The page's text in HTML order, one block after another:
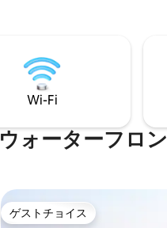
Wi-Fi
ウォーターフロ
ゲストチョイス
ゲストチョイス